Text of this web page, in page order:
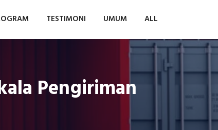
TESTIMONI UMUM ALL
Pengiriman